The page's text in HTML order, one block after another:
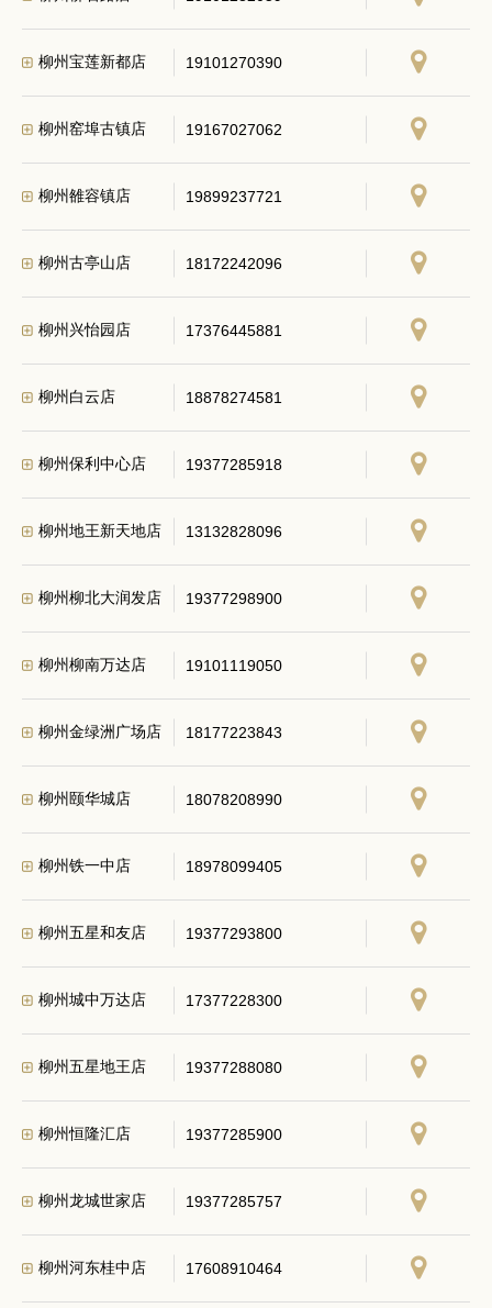
柳州宝莲新都店 19101270390
柳州窑埠古镇店 19167027062
柳州雒容镇店 19899237721
柳州古亭山店 18172242096
柳州兴怡园店 17376445881
柳州白云店 18878274581
柳州保利中心店 19377285918
柳州地王新天地店 13132828096
柳州柳北大润发店 19377298900
柳州柳南万达店 19101119050
柳州金绿洲广场店 18177223843
柳州颐华城店 18078208990
柳州铁一中店 18978099405
柳州五星和友店 19377293800
柳州城中万达店 17377228300
柳州五星地王店 19377288080
柳州恒隆汇店 19377285900
柳州龙城世家店 19377285757
柳州河东桂中店 17608910464